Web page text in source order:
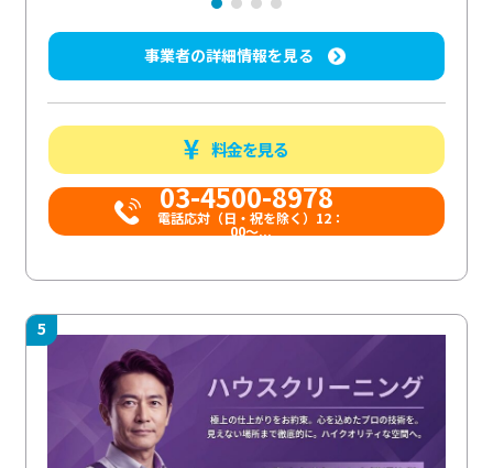
事業者の詳細情報を見る
料金を見る
03-4500-8978
電話応対（日・祝を除く）12：
00～...
5